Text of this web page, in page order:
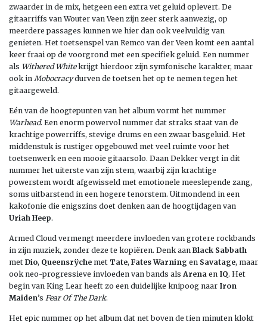
zwaarder in de mix, hetgeen een extra vet geluid oplevert. De
gitaarriffs van Wouter van Veen zijn zeer sterk aanwezig, op
meerdere passages kunnen we hier dan ook veelvuldig van
genieten. Het toetsenspel van Remco van der Veen komt een aantal
keer fraai op de voorgrond met een specifiek geluid. Een nummer
als Withered Whitekrijgt hierdoor zijn symfonische karakter, maar
ook in Mobocracydurven de toetsen het op te nemen tegen het
gitaargeweld.
Eén van de hoogtepunten van het album vormt het nummer
Warhead. Een enorm powervol nummer dat straks staat van de
krachtige powerriffs, stevige drums en een zwaar basgeluid. Het
middenstuk is rustiger opgebouwd met veel ruimte voor het
toetsenwerk en een mooie gitaarsolo. Daan Dekker vergt in dit
nummer het uiterste van zijn stem, waarbij zijn krachtige
powerstem wordt afgewisseld met emotionele meeslepende zang,
soms uitbarstend in een hogere tenorstem. Uitmondend in een
kakofonie die enigszins doet denken aan de hoogtijdagen van
Uriah Heep.
Armed Cloud vermengt meerdere invloeden van grotere rockbands
in zijn muziek, zonder deze te kopiëren. Denk aan Black Sabbath
met Dio, Queensrÿche met Tate, Fates Warning en Savatage, maar
ook neo-progressieve invloeden van bands als Arena en IQ. Het
begin van King Lear heeft zo een duidelijke knipoog naar Iron
Maiden’s Fear Of The Dark.
Het epic nummer op het album dat net boven de tien minuten klokt